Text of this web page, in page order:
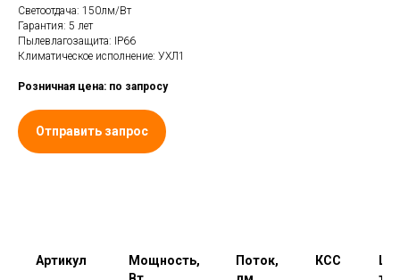
Светоотдача: 150лм/Вт
Гарантия: 5 лет
Пылевлагозащита: IP66
Климатическое исполнение: УХЛ1
Розничная цена: по запросу
Отправить запрос
Артикул
Мощность,
Поток,
КСС